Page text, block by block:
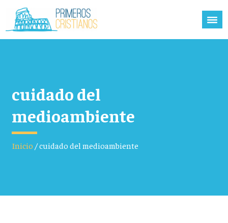
cuidado del
medioambiente
Inicio /cuidado del medioambiente